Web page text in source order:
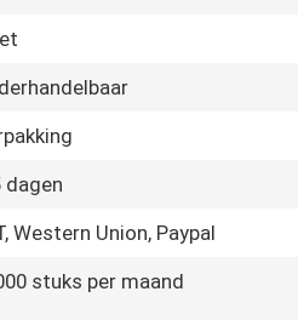
dagen
Western Union, Paypal
stuks per maand